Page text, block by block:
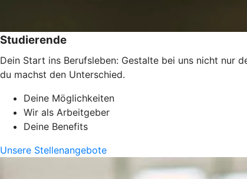
Studierende
Dein Start ins Berufsleben: Gestalte bei uns nicht nur
du machst den Unterschied.
Deine Möglichkeiten
Wir als Arbeitgeber
Deine Benefits
Unsere Stellenangebote